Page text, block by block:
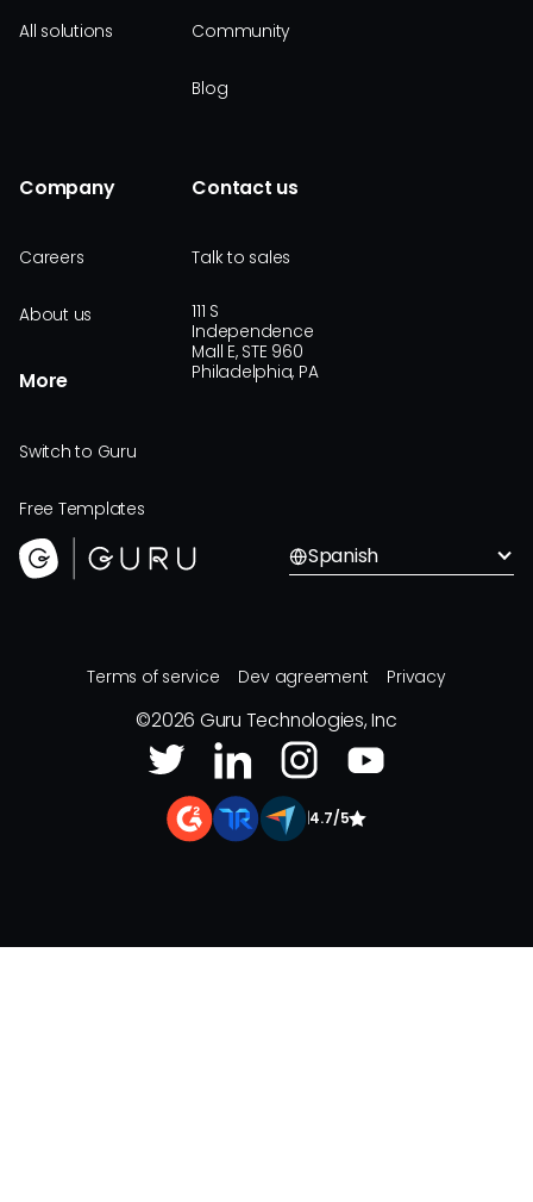
All solutions Community
Blog
Company
Careers
About us
More
Switch to Guru
Free Templates
Contact us
Talk to sales
111 S
Independence
Mall E, STE 960
Philadelphia, PA
Spanish
Terms of service Dev agreement Privacy
©2026 Guru Technologies, Inc
4.7/5